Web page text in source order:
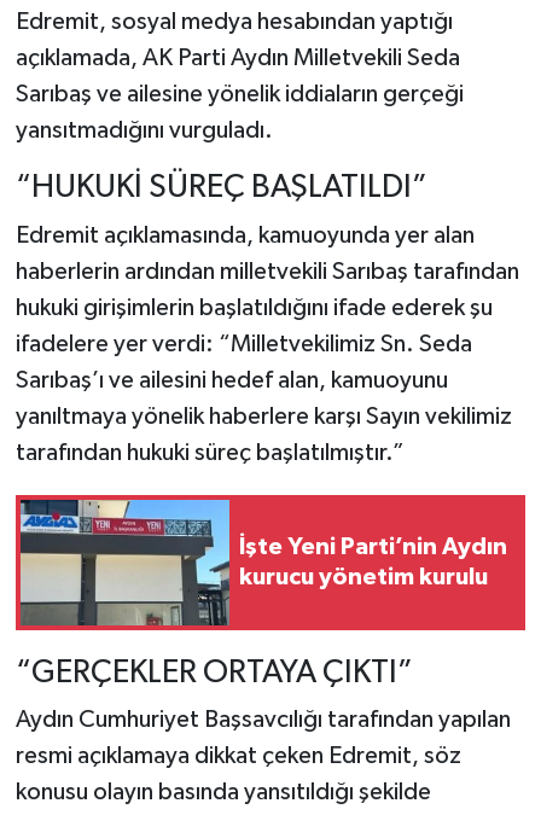
Edremit, sosyal medya hesabından yaptığı
açıklamada, AK Parti Aydın Milletvekili Seda
Sarıbaş ve ailesine yönelik iddiaların gerçeği
yansıtmadığını vurguladı.
“HUKUKİ SÜREÇ BAŞLATILDI”
Edremit açıklamasında, kamuoyunda yer alan
haberlerin ardından milletvekili Sarıbaş tarafından
hukuki girişimlerin başlatıldığını ifade ederek şu
ifadelere yer verdi: “Milletvekilimiz Sn. Seda
Sarıbaş’ı ve ailesini hedef alan, kamuoyunu
yanıltmaya yönelik haberlere karşı Sayın vekilimiz
tarafından hukuki süreç başlatılmıştır.”
İşte Yeni Parti’nin Aydın
kurucu yönetim kurulu
“GERÇEKLER ORTAYA ÇIKTI”
Aydın Cumhuriyet Başsavcılığı tarafından yapılan
resmi açıklamaya dikkat çeken Edremit, söz
konusu olayın basında yansıtıldığı şekilde